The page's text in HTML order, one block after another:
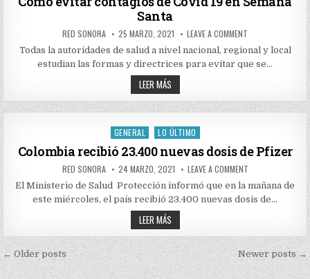
PFIZER,
280.800
DOSIS
Santa
AUTHOR:
RED SONORA PUBLISHED
DATE:
25 MARZO, 2021 LEAVE A COMMENT
EVITAR
CONTAGIOS
DE
SEMANA
Todas la autoridades de salud a nivel nacional, regional y local
estudian las formas y directrices para evitar que se…
LEER MÁSCÓMO
EVITAR
CONTAGIOS
DE
19
EN
SEMANA
SANTA
Posted
in
GENERAL LO ÚLTIMO
Colombia recibió 23.400 nuevas dosis de Pfizer
AUTHOR:
RED SONORA PUBLISHED
DATE:
24 MARZO, 2021 LEAVE A COMMENTON
RECIBIÓ
23.400
NUEVAS
El Ministerio de Salud Protección informó que en la mañana de
este miércoles, el país recibió 23.400 nuevas dosis de…
LEER MÁSCOLOMBIA
RECIBIÓ
23.400
Navegación
← Older posts Newer posts →